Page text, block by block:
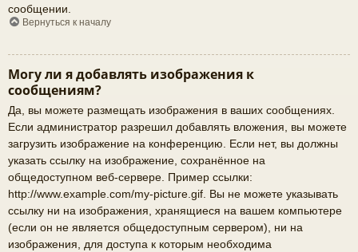
сообщении.
Вернуться к началу
Могу ли я добавлять изображения к
сообщениям?
Да, вы можете размещать изображения в ваших сообщениях.
Если администратор разрешил добавлять вложения, вы можете
загрузить изображение на конференцию. Если нет, вы должны
указать ссылку на изображение, сохранённое на
общедоступном веб-сервере. Пример ссылки:
http://www.example.com/my-picture.gif. Вы не можете указывать
ссылку ни на изображения, хранящиеся на вашем компьютере
(если он не является общедоступным сервером), ни на
изображения, для доступа к которым необходима